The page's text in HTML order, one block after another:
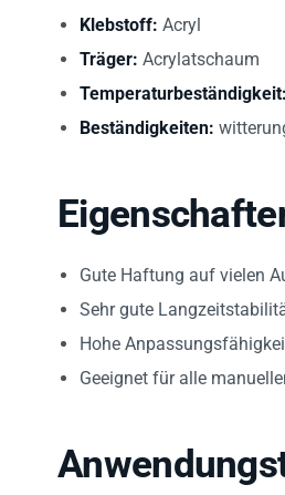
Klebstoff: Acryl
Träger: Acrylatschaum
Temperaturbeständigkeit:
Beständigkeiten:
Gute Haftung auf vielen
Sehr gute
Hohe
Geeignet für alle